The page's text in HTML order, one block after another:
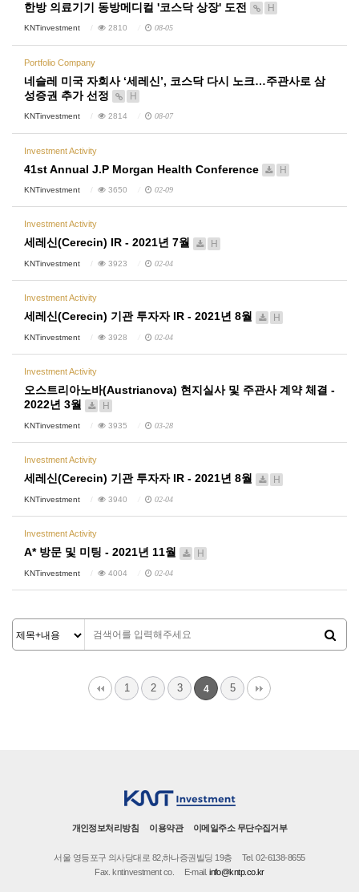
한방 의료기기 동방메디컬 '코스닥 상장' 도전 H
KNTinvestment 2810 08-05
Portfolio Company
네슬레 미국 자회사 ‘세레신’, 코스닥 다시 노크…주관사로 삼
성증권 추가 선정
H
KNTinvestment 2814 08-07
Investment Activity
41st Annual J.P Morgan Health Conference H
KNTinvestment 3650 02-09
Investment Activity
세레신(Cerecin) IR - 2021년 7월 H
KNTinvestment 3923 02-04
Investment Activity
세레신(Cerecin) 기관 투자자 IR - 2021년 8월 H
KNTinvestment 3928 02-04
Investment Activity
오스트리아노바(Austrianova) 현지실사 및 주관사 계약 체결 -
2022년 3월
H
KNTinvestment 3935 03-28
Investment Activity
세레신(Cerecin) 기관 투자자 IR - 2021년 8월 H
KNTinvestment 3940 02-04
Investment Activity
A* 방문 및 미팅 - 2021년 11월 H
KNTinvestment 4004 02-04
1 2 3 4 5
개인정보처리방침 이용약관 이메일주소 무단수집거부
서울 영등포구 의사당대로 82,하나증권빌딩 19층
Tel. 02-6138-8655
Fax. kntinvestment co.
E-mail.info@kntp.co.kr